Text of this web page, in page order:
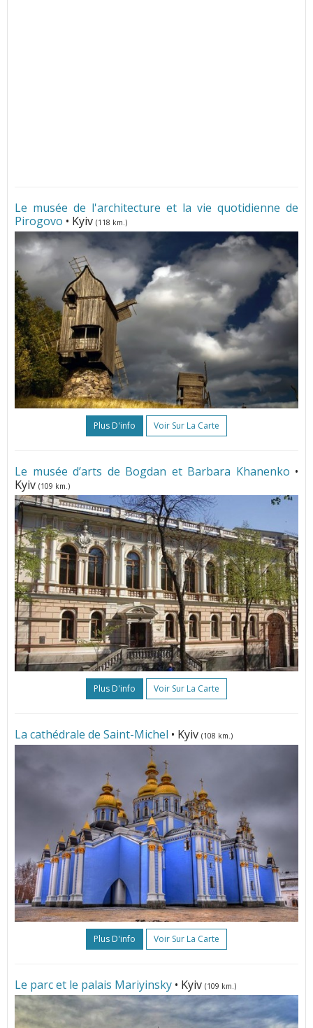
Le musée de l'architecture et la vie quotidienne de
Pirogovo • Kyiv (118 km.)
Plus D'info Voir Sur La Carte
Le musée d’arts de Bogdan et Barbara Khanenko •
Kyiv (109 km.)
Plus D'info Voir Sur La Carte
La cathédrale de Saint-Michel • Kyiv (108 km.)
Plus D'info Voir Sur La Carte
Le parc et le palais Mariyinsky • Kyiv (109 km.)